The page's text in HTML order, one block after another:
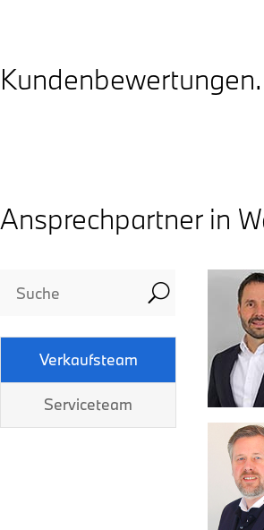
Kunden­be­wer­tungen.
Ansprechpartner in
U
Verkaufsteam
Serviceteam